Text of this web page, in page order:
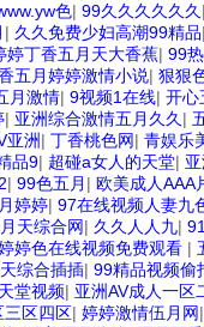
色| 99久久久久久久
| 久久免费少妇高潮99精品
婷丁香五月天大香蕉| 99
五月婷婷激情小说| 狠狠
月激情| 9视频1在线| 开心
| 亚洲综合激情五月久久 |
亚洲| 丁香桃色网| 青娱乐
品9| 超碰a女人的天堂|
| 99色五月 | 欧美成人AAA
婷婷| 97在线视频人妻九
天综合网| 久久人人九|
婷色在线视频免费观看 |
综合插插| 99精品视频偷
堂视频| 亚洲AV成人一区
三区四区| 婷婷激情伍月网